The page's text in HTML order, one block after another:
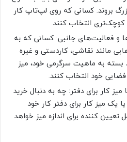
بروند. کسانی که روی لپ‌تاپ کار
کوچک‌تری انتخاب کنند.
و فعالیت‌های جانبی: کسانی که به
مانند نقاشی، کاردستی و غیره
بسته به ماهیت سرگرمی خود، میز
خود انتخاب کنند.
میز کار برای دفتر: چه به دنبال خرید
یک میز کار برای دفتر کار خود
تعیین کننده برای اندازه میز خواهد